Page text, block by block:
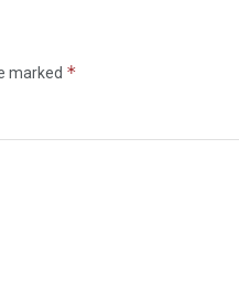
marked *